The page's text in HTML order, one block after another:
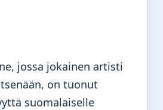
jossa jokainen artisti
on tuonut
suomalaiselle